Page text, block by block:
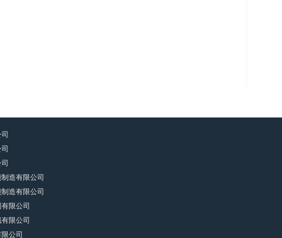
造有限公司
造有限公司
限公司
限公司
公司